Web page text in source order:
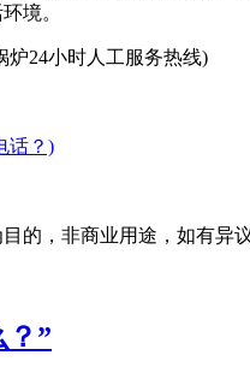
境。
炉24小时人工服务热线)
话？)
的，非商业用途，如有异
”